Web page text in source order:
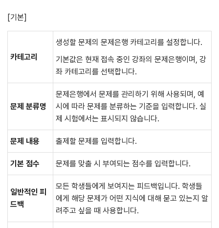
[기본]
카테고리
생성할 문제의 문제은행 카테고리를 설정합니다.
기본값은 현재 접속 중인 강좌의 문제은행이며, 강
좌 카테고리를 선택합니다.
문제 분류명
문제은행에서 문제를 관리하기 위해 사용되며, 예
시에 따라 문제를 분류하는 기준을 입력합니다. 실
제 시험에서는 표시되지 않습니다.
문제 내용 출제할 문제를 입력합니다.
기본 점수 문제를 맞출 시 부여되는 점수를 입력합니다.
일반적인 피
드백
모든 학생들에게 보여지는 피드백입니다. 학생들
에게 해당 문제가 어떤 지식에 대해 묻고 있는지 알
려주고 싶을 때 사용합니다.